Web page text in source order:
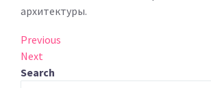
архитектуры.
Post
navigation
Previous
Post
Previous
Next
Post
Next
Search